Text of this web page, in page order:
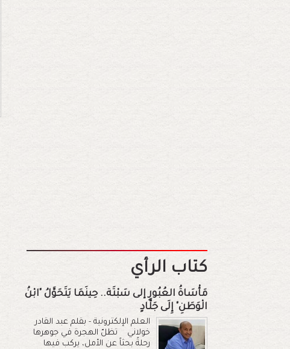
كتاب الرأي
مَأْسَاةُ العُبُورِ إلى سَبْتَة.. حِينَمَا يَتَحَوَّلُ "ابْنُ
الْوَطَنِ" إِلَى جَلَّادٍ
العلم الإلكترونية - بقلم عبد القادر
خولاني تظلّ الهجرة في جوهرها
رحلةً بحثاً عن الأمل، يركب فيها